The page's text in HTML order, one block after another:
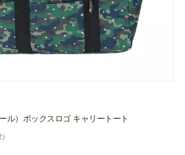
ル）ボックスロゴ キャリートート